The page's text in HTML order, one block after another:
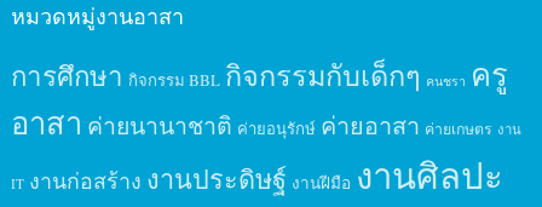
หมวดหมู่งานอาสา
การศึกษา กิจกรรม BBL กิจกรรมกับเด็กๆ คนชรา ครู
อาสา ค่ายนานาชาติ ค่ายอนุรักษ์ ค่ายอาสา ค่ายเกษตร งาน
IT งานก่อสร้าง งานประดิษฐ์ งานฝีมือ งานศิลปะ